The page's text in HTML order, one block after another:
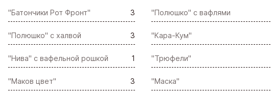
"Батончики Рот Фронт" 3 "Полюшко" с вафлями
"Полюшко" с халвой 3 "Кара-Кум"
"Нива" с вафельной рошкой 1 "Трюфели"
"Маков цвет" 3 "Маска"